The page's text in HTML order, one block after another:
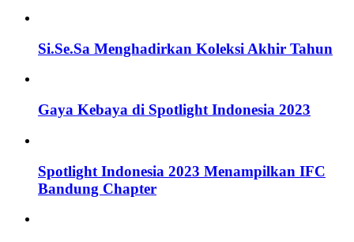
Si.Se.Sa Menghadirkan Koleksi Akhir Tahun
Gaya Kebaya di Spotlight Indonesia 2023
Spotlight Indonesia 2023 Menampilkan IFC
Bandung Chapter